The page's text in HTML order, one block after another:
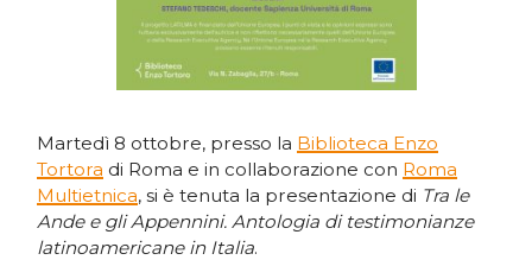
Martedì 8 ottobre, presso la Biblioteca Enzo
Tortora di Roma e in collaborazione con Roma
Multietnica, si è tenuta la presentazione di Tra le
Ande e gli Appennini. Antologia di testimonianze
latinoamericane in Italia.